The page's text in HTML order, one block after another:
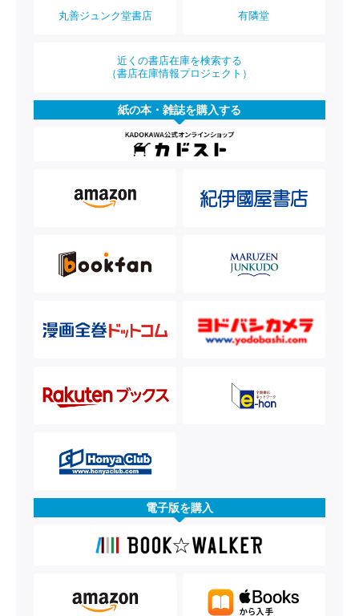
丸善ジュンク堂書店 有隣堂
近くの書店在庫を検索する
（書店在庫情報プロジェクト）
紙の本・雑誌を購入する
電子版を購入